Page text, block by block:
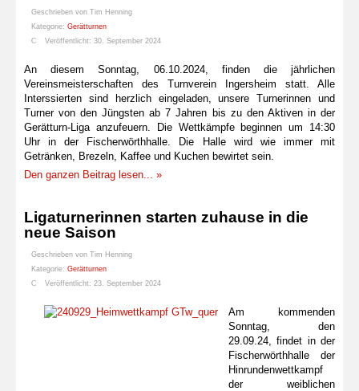
Geschrieben von Tim Henning
Kategorie: Gerätturnen
Veröffentlicht: 30. September 2024
An diesem Sonntag, 06.10.2024, finden die jährlichen
Vereinsmeisterschaften des Turnverein Ingersheim statt. Alle
Interssierten sind herzlich eingeladen, unsere Turnerinnen und
Turner von den Jüngsten ab 7 Jahren bis zu den Aktiven in der
Gerätturn-Liga anzufeuern. Die Wettkämpfe beginnen um 14:30
Uhr in der Fischerwörthhalle. Die Halle wird wie immer mit
Getränken, Brezeln, Kaffee und Kuchen bewirtet sein.
Den ganzen Beitrag lesen... »
Ligaturnerinnen starten zuhause in die
neue Saison
Geschrieben von Tim Henning
Kategorie: Gerätturnen
Veröffentlicht: 23. September 2024
Am kommenden
Sonntag, den
29.09.24, findet in der
Fischerwörthhalle der
Hinrundenwettkampf
der weiblichen